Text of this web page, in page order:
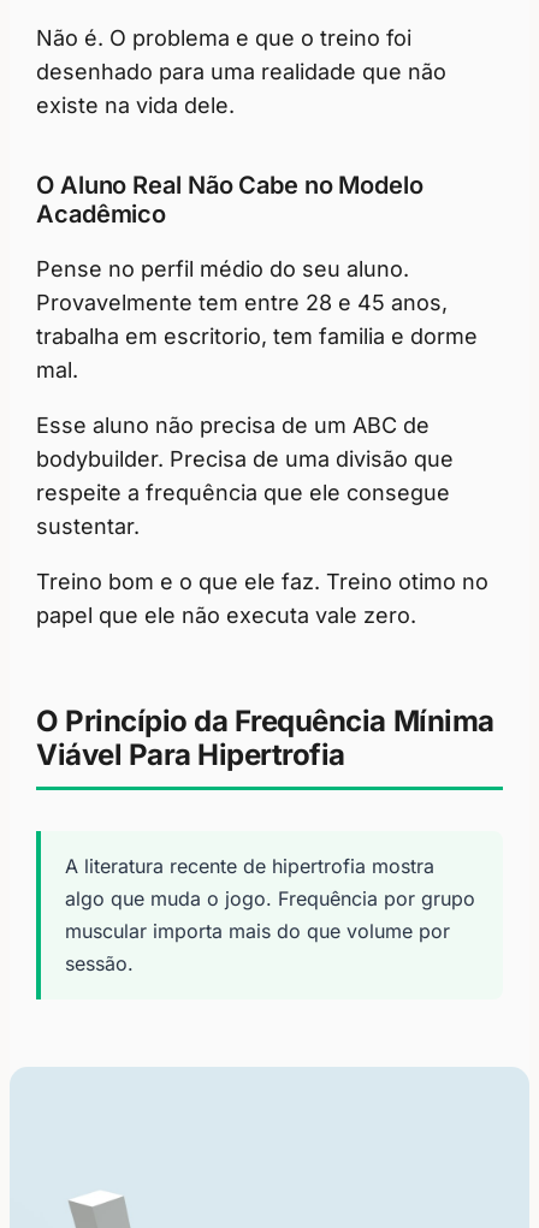
Não é. O problema e que o treino foi
desenhado para uma realidade que não
existe na vida dele.
O Aluno Real Não Cabe no Modelo
Acadêmico
Pense no perfil médio do seu aluno.
Provavelmente tem entre 28 e 45 anos,
trabalha em escritorio, tem familia e dorme
mal.
Esse aluno não precisa de um ABC de
bodybuilder. Precisa de uma divisão que
respeite a frequência que ele consegue
sustentar.
Treino bom e o que ele faz. Treino otimo no
papel que ele não executa vale zero.
O Princípio da Frequência Mínima
Viável Para Hipertrofia
A literatura recente de hipertrofia mostra
algo que muda o jogo. Frequência por grupo
muscular importa mais do que volume por
sessão.